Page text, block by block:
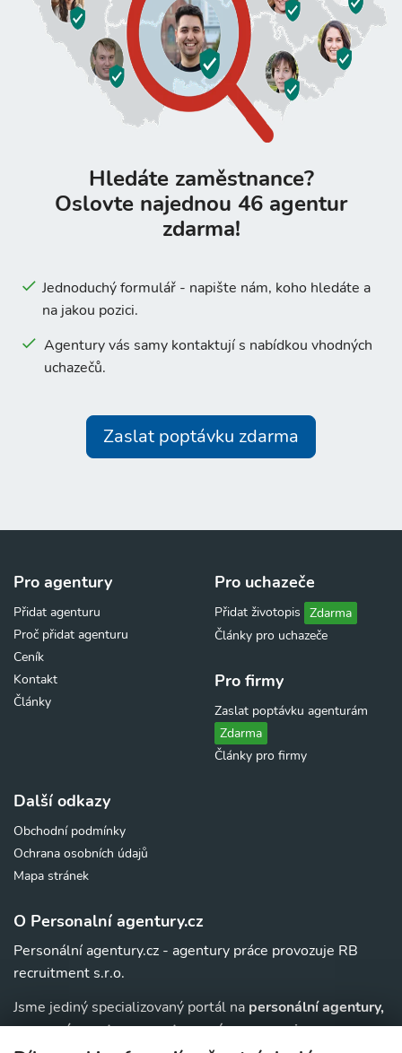
Hledáte zaměstnance?
Oslovte najednou 46 agentur
zdarma!
Jednoduchý formulář - napište nám, koho hledáte a
na jakou pozici.
Agentury vás samy kontaktují s nabídkou vhodných
uchazečů.
Zaslat poptávku zdarma
Pro agentury
Přidat agenturu
Proč přidat agenturu
Ceník
Kontakt
Články
Pro uchazeče
Přidat životopis Zdarma
Články pro uchazeče
Pro firmy
Zaslat poptávku agenturám
Zdarma
Články pro firmy
Další odkazy
Obchodní podmínky
Ochrana osobních údajů
Mapa stránek
O Personalní agentury.cz
Personální agentury.cz - agentury práce provozuje RB
recruitment s.r.o.
Jsme jediný specializovaný portál na personální agentury,
pracovní agentury, agentury práce a au-pairagentury v